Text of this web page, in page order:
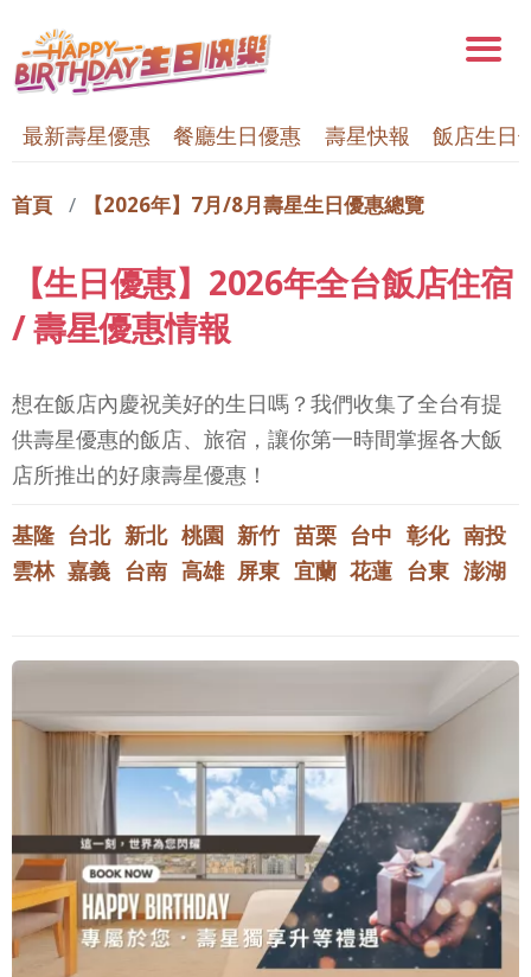
最新壽星優惠 餐廳生日優惠 壽星快報 飯店生日
首頁 【2026年】7月/8月壽星生日優惠總覽
【生日優惠】2026年全台飯店住宿
/ 壽星優惠情報
想在飯店內慶祝美好的生日嗎？我們收集了全台有提
供壽星優惠的飯店、旅宿，讓你第一時間掌握各大飯
店所推出的好康壽星優惠！
基隆 台北 新北 桃園 新竹 苗栗 台中 彰化 南投
雲林 嘉義 台南 高雄 屏東 宜蘭 花蓮 台東 澎湖